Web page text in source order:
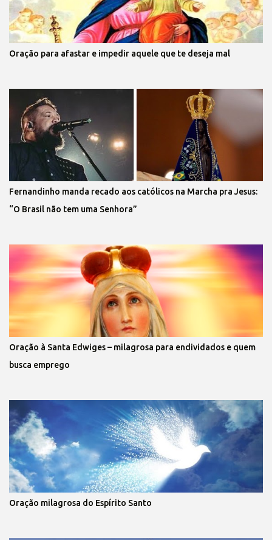
Oração para afastar e impedir aquele que te deseja mal
Fernandinho manda recado aos católicos na Marcha pra Jesus:
“O Brasil não tem uma Senhora”
Oração à Santa Edwiges – milagrosa para endividados e quem
busca emprego
Oração milagrosa do Espírito Santo